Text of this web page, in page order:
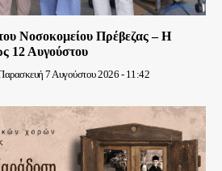
Νοσοκομείου Πρέβεζας – Η
12 Αυγούστου
7 Αυγούστου 2026 - 11:42